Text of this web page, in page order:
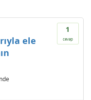
1
cevap
ele